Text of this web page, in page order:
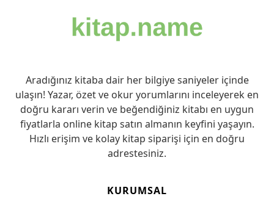
Aradığınız kitaba dair her bilgiye saniyeler içinde
ulaşın! Yazar, özet ve okur yorumlarını inceleyerek en
doğru kararı verin ve beğendiğiniz kitabı en uygun
fiyatlarla online kitap satın almanın keyfini yaşayın.
Hızlı erişim ve kolay kitap siparişi için en doğru
adrestesiniz.
KURUMSAL